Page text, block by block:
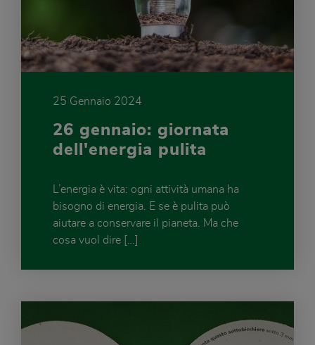
25 Gennaio 2024
26 gennaio: giornata
dell'energia pulita
L’energia è vita: ogni attività umana ha
bisogno di energia. E se è pulita può
aiutare a conservare il pianeta. Ma che
cosa vuol dire […]